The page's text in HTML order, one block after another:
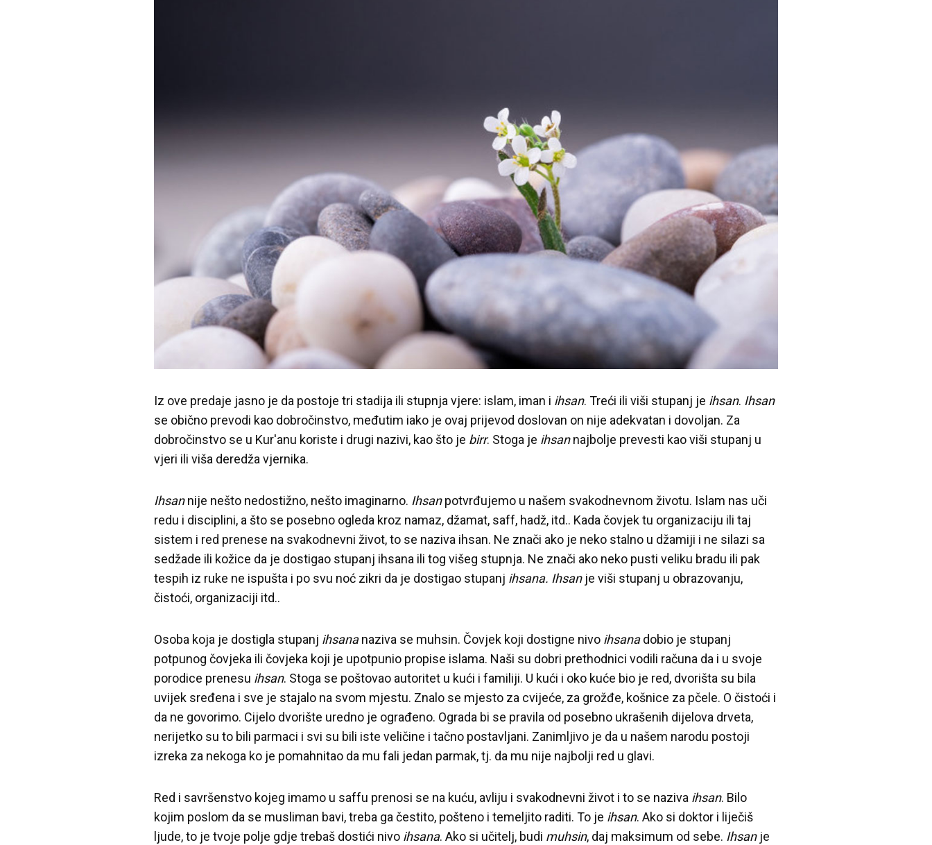
Iz ove predaje jasno je da postoje tri stadija ili stupnja vjere: islam, iman i ihsan. Treći ili viši stupanj je ihsan. Ihsan
se obično prevodi kao dobročinstvo, međutim iako je ovaj prijevod doslovan on nije adekvatan i dovoljan. Za
dobročinstvo se u Kur'anu koriste i drugi nazivi, kao što je birr. Stoga je ihsannajbolje prevesti kao viši stupanj u
vjeri ili viša deredža vjernika.
Ihsannije nešto nedostižno, nešto imaginarno. Ihsanpotvrđujemo u našem svakodnevnom životu. Islam nas uči
redu i disciplini, a što se posebno ogleda kroz namaz, džamat, saff, hadž, itd.. Kada čovjek tu organizaciju ili taj
sistem i red prenese na svakodnevni život, to se naziva ihsan. Ne znači ako je neko stalno u džamiji i ne silazi sa
sedžade ili kožice da je dostigao stupanj ihsana ili tog višeg stupnja. Ne znači ako neko pusti veliku bradu ili pak
tespih iz ruke ne ispušta i po svu noć zikri da je dostigao stupanj ihsana. Ihsanje viši stupanj u obrazovanju,
čistoći, organizaciji itd..
Osoba koja je dostigla stupanj ihsananaziva se muhsin. Čovjek koji dostigne nivo ihsanadobio je stupanj
potpunog čovjeka ili čovjeka koji je upotpunio propise islama. Naši su dobri prethodnici vodili računa da i u svoje
porodice prenesu ihsan. Stoga se poštovao autoritet u kući i familiji. U kući i oko kuće bio je red, dvorišta su bila
uvijek sređena i sve je stajalo na svom mjestu. Znalo se mjesto za cvijeće, za grožđe, košnice za pčele. O čistoći i
da ne govorimo. Cijelo dvorište uredno je ograđeno. Ograda bi se pravila od posebno ukrašenih dijelova drveta,
nerijetko su to bili parmaci i svi su bili iste veličine i tačno postavljani. Zanimljivo je da u našem narodu postoji
izreka za nekoga ko je pomahnitao da mu fali jedan parmak, tj. da mu nije najbolji red u glavi.
Red i savršenstvo kojeg imamo u saffu prenosi se na kuću, avliju i svakodnevni život i to se naziva ihsan. Bilo
kojim poslom da se musliman bavi, treba ga čestito, pošteno i temeljito raditi. To je ihsan. Ako si doktor i liječiš
ljude, to je tvoje polje gdje trebaš dostići nivo ihsana. Ako si učitelj, budi muhsin, daj maksimum od sebe. Ihsanje